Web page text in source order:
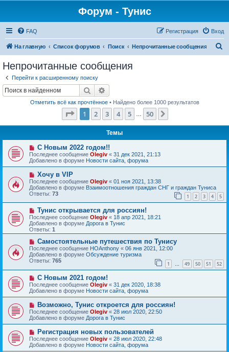
Форум - Тунис
FAQ Вход
Регистрация
На главную Список форумов Поиск Непрочитанные сообщения
Непрочитанные сообщения
Перейти к расширенному поиску
Поиск
Отметить всё как прочтённое• Найдено более 1000 результатов
Страница из 50
1 2 3 4 5 50
Темы
Н
о
в
о
е
с
о
о
б
щ
е
и
е
С Новым 2022 годом!!
Последнее сообщение Olegiv « 31 дек 2021, 21:13
Добавлено в форуме Новости сайта, форума
Н
о
в
о
е
с
о
о
б
щ
е
н
и
е
Хочу в VIP
Последнее сообщение Olegiv « 01 ноя 2021, 13:38
Добавлено в форуме Взаимоотношения граждан СНГ и граждан Туниса
Ответы: 73 1 2 3 4 5
Н
о
в
о
е
с
о
б
щ
е
н
и
е
Тунис открывается для россиян!
Последнее сообщение Olegiv « 18 апр 2021, 18:21
Добавлено в форуме Дорога в Тунис
Ответы: 1
Н
о
в
о
е
с
о
о
б
е
н
и
е
Самостоятельные путешествия по Тунису
Последнее сообщение HOAnthony « 06 янв 2021, 12:00
Добавлено в форуме Обсуждение туризма
Ответы: 765 1 … 49 50 51 52
Н
о
в
о
е
с
о
о
б
щ
е
н
и
С Новым 2021 годом!
Последнее сообщение Olegiv « 31 дек 2020, 18:38
Добавлено в форуме Новости сайта, форума
Н
о
в
о
е
с
о
о
Возможно, Тунис откроется для россиян!
Последнее сообщение Olegiv « 28 июл 2020, 22:50
Добавлено в форуме Дорога в Тунис
Н
о
в
о
Регистрация новых пользователей
Последнее сообщение Olegiv « 28 июл 2020, 22:48
Добавлено в форуме Новости сайта, форума